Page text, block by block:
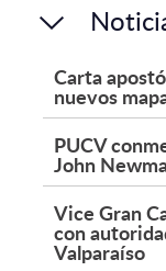
Carta
nuevos
PUCV
John
Vice Gran
con
Valparaíso